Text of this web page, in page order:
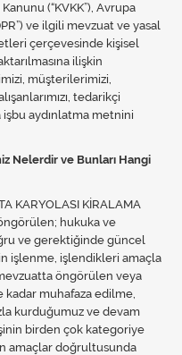
(“KVKK”), Avrupa
ve ilgili mevzuat ve yasal
çerçevesinde kişisel
ilişkin
müşterilerimizi,
tedarikçi
aydınlatma metnini
Nelerdir ve Bunları Hangi
KARYOLASI KİRALAMA
hukuka ve
ve gerektiğinde güncel
işlenme, işlendikleri amaçla
öngörülen veya
muhafaza edilme,
kurduğumuz ve devam
birden çok kategoriye
amaçlar doğrultusunda